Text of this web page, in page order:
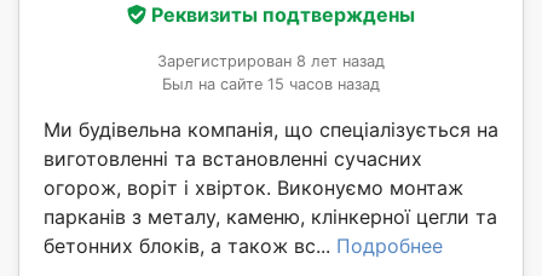
Реквизиты подтверждены
Зарегистрирован 8 лет назад
Был на сайте 15 часов назад
Ми будівельна компанія, що спеціалізується на
виготовленні та встановленні сучасних
огорож, воріт і хвірток. Виконуємо монтаж
парканів з металу, каменю, клінкерної цегли та
бетонних блоків, а також вс... Подробнее